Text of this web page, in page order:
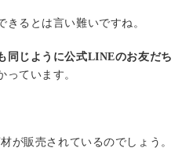
るとは言い難いですね。
同じように公式LINEのお友だち
っています。
が販売されているのでしょう。